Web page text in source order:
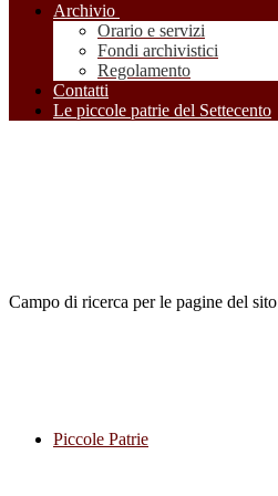
Archivio
Orario e servizi
Fondi archivistici
Regolamento
Contatti
Le piccole patrie del Settecento
Campo di ricerca per le pagine del sito
Piccole Patrie